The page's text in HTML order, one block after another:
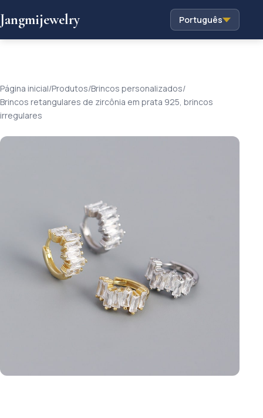
Jangmijewelry Português
Página inicial/Produtos/Brincos personalizados/
Brincos retangulares de zircônia em prata 925, brincos
irregulares